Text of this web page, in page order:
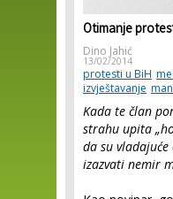
Otimanje
Dino Jahić
13/02/2014
protesti u BiH
izvještavanje
Kada te član
strahu upita
da su
izazvati nemir